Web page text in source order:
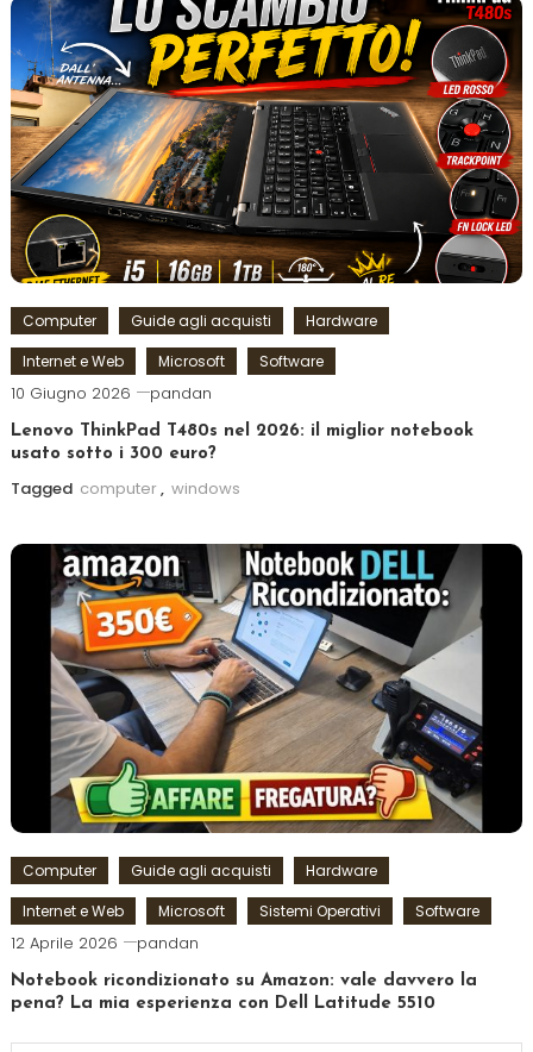
Computer Guide agli acquisti
Hardware
Internet e Web
Microsoft Software
10 Giugno 2026 pandan
Lenovo ThinkPad T480s nel 2026: il miglior notebook
usato sotto i 300 euro?
Tagged computer, windows
Computer Guide agli acquisti
Hardware
Internet e Web
Microsoft Sistemi Operativi Software
12 Aprile 2026 pandan
Notebook ricondizionato su Amazon: vale davvero la
pena? La mia esperienza con Dell Latitude 5510